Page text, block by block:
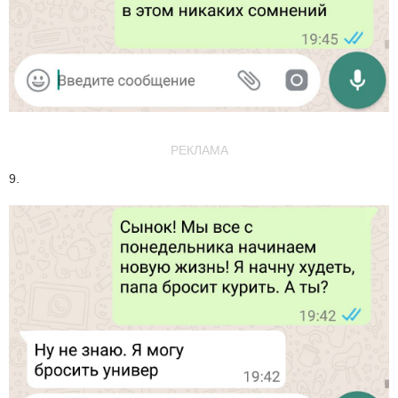
РЕКЛАМА
9.